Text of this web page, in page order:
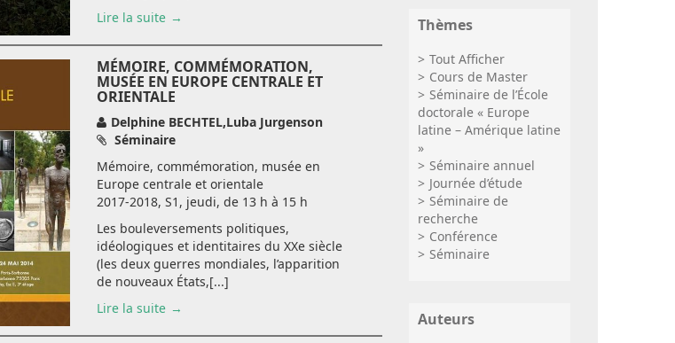
Lire la suite
MÉMOIRE, COMMÉMORATION,
MUSÉE EN EUROPE CENTRALE ET
ORIENTALE
Delphine BECHTEL,Luba Jurgenson
Séminaire
Mémoire, commémoration, musée en
Europe centrale et orientale
2017-2018, S1, jeudi, de 13 h à 15 h
Les bouleversements politiques,
idéologiques et identitaires du XXe siècle
(les deux guerres mondiales, l’apparition
de nouveaux États,[...]
Lire la suite
Thèmes
Tout Afficher
Cours de Master
Séminaire de l’École
doctorale « Europe
latine – Amérique latine
»
Séminaire annuel
Journée d’étude
Séminaire de
recherche
Conférence
Séminaire
Auteurs